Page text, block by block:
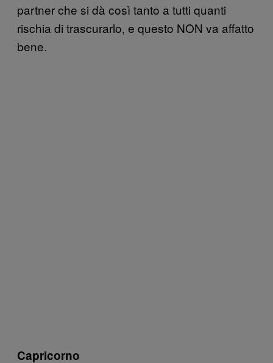
partner che si dà così tanto a tutti quanti
rischia di trascurarlo, e questo NON va affatto
bene.
Capricorno